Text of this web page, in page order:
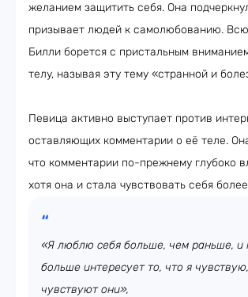
желанием защитить себя. Она
призывает людей к самолюбованию.
Билли борется с пристальным
телу, называя эту тему «странной и
Певица активно выступает против
оставляющих комментарии о её теле.
что комментарии по-прежнему глубоко
хотя она и стала чувствовать себя
«Я люблю себя больше, чем раньше, и
больше интересует то, что я
чувствуют они»,